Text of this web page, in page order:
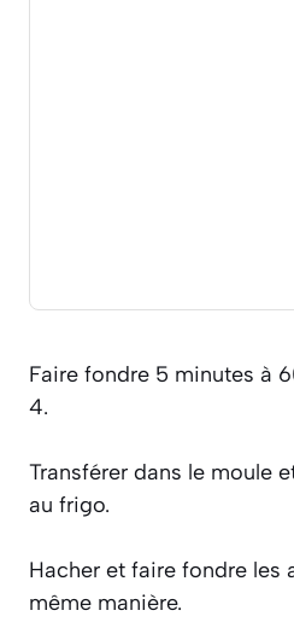
Faire fondre 5 minutes à
4.
Transférer dans le moule
au frigo.
Hacher et faire fondre les
même manière.